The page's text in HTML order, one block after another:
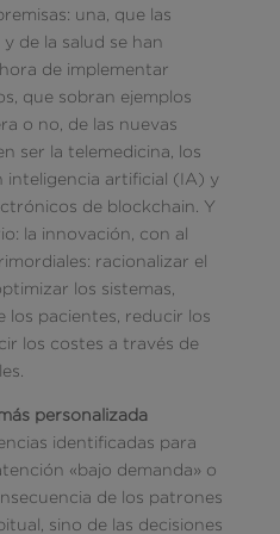
una, que las
de la salud se han
de implementar
que sobran ejemplos
o no, de las nuevas
ser la telemedicina, los
inteligencia artificial (IA) y
de blockchain. Y
la innovación, con al
racionalizar el
los sistemas,
los pacientes, reducir los
los costes a través de
personalizada
identificadas para
«bajo demanda» o
de los patrones
sino de las decisiones